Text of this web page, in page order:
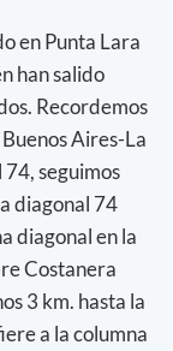
en Punta Lara
han salido
Recordemos
Aires-La
seguimos
diagonal 74
diagonal en la
Costanera
3 km. hasta la
a la columna